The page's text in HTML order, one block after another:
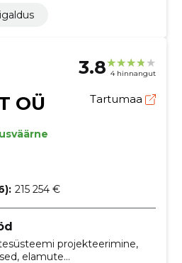
3.8 4 hinnangut
OÜ Tartumaa
215 254 €
projekteerimine,
elamute